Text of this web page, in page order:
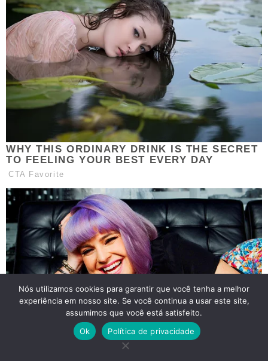
Nós utilizamos cookies para garantir que você tenha a melhor
experiência em nosso site. Se você continua a usar este site,
assumimos que você está satisfeito.
Ok
Política de privacidade